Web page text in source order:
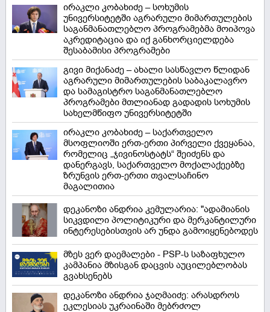
ირაკლი კობახიძე – სოხუმის
უნივერსიტეტში აგრარული მიმართულების
საგანმანათლებლო პროგრამებმა მოიპოვა
აკრედიტაცია და იქ განხორციელდება
შესაბამისი პროგრამები
გივი მიქანაძე – ახალი სასწავლო წლიდან
აგრარული მიმართულების საბაკალავრო
და სამაგისტრო საგანმანათლებლო
პროგრამები მთლიანად გადადის სოხუმის
სახელმწიფო უნივერსიტეტში
ირაკლი კობახიძე – საქართველო
მსოფლიოში ერთ-ერთი პირველი ქვეყანაა,
რომელიც „ჯივინოსტატს“ შეიძენს და
დანერგავს, საქართველო მოქალაქეებზე
ზრუნვის ერთ-ერთი თვალსაჩინო
მაგალითია
დეკანოზი ანდრია კემულარია: "ადამიანის
სიკვდილი პოლიტიკური და მერკანტილური
ინტერესებისთვის არ უნდა გამოიყენებოდეს
მზეს ვერ დაემალები - PSP-ს საზაფხულო
კამპანია მზისგან დაცვის აუცილებლობას
გვახსენებს
დეკანოზი ანდრია ჯაღმაიძე: არასდროს
ეკლესიას უკრაინაში მებრძოლ